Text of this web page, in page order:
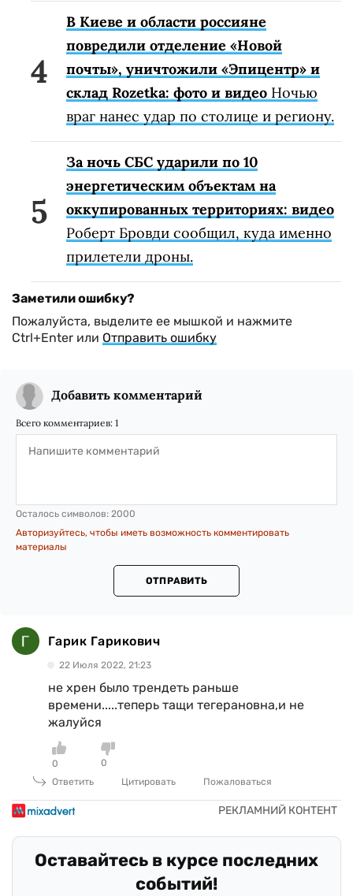
В Киеве и области россияне
повредили отделение «Новой
почты», уничтожили «Эпицентр» и
склад Rozetka: фото и видео Ночью
враг нанес удар по столице и региону.
За ночь СБС ударили по 10
энергетическим объектам на
оккупированных территориях: видео
Роберт Бровди сообщил, куда именно
прилетели дроны.
Заметили ошибку?
Пожалуйста, выделите ее мышкой и нажмите
Ctrl+Enter или Отправить ошибку
Добавить комментарий
Всего комментариев: 1
Осталось символов: 2000
Авторизуйтесь, чтобы иметь возможность комментировать
материалы
ОТПРАВИТЬ
Гарик Гарикович
22 Июля 2022, 21:23
не хрен было трендеть раньше
времени.....теперь тащи тегерановна,и не
жалуйся
0
0
Ответить
Цитировать Пожаловаться
Оставайтесь в курсе последних
событий!